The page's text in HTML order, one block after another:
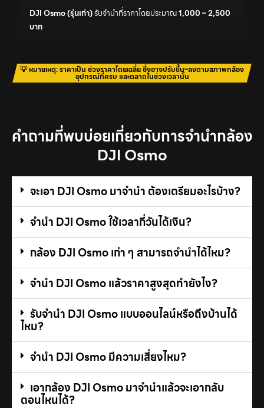
DJI Osmo (รุ่นเก่า)รับจำนำที่ราคาโดยประมาณ1,000 – 2,500
บาท
💡 หมายเหตุ: ราคาเป็น ช่วงราคาโดยเฉลี่ย ซึ่งอาจปรับขึ้น–ลงตามสภาพกล้อง
อุปกรณ์ที่ครบ และตลาดในช่วงเวลานั้น
คำถามที่พบบ่อยเกี่ยวกับการจำนำกล้อง
DJI Osmo
จะเอา DJI Osmo มาจำนำ ต้องเตรียมอะไรบ้าง?
จำนำ DJI Osmo ใช้เวลากี่วันได้เงิน?
กล้อง DJI Osmo เก่า ๆ สามารถจำนำได้ไหม?
จำนำ DJI Osmo แล้วราคาสูงสุดทำยังไง?
รับจำนำ DJI Osmo แบบออนไลน์หรือถึงบ้านได้
ไหม?
จำนำ DJI Osmo มีความเสี่ยงไหม?
เอากล้อง DJI Osmo มาจำนำแล้วจะเอากลับ
ตอนไหนได้?